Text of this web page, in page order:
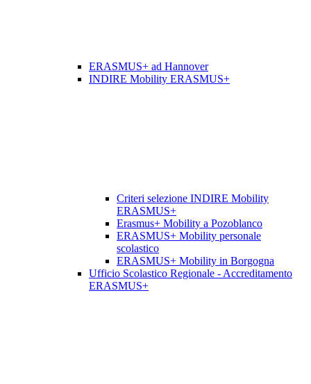
ERASMUS+ ad Hannover
INDIRE Mobility ERASMUS+
Criteri selezione INDIRE Mobility
ERASMUS+
Erasmus+ Mobility a Pozoblanco
ERASMUS+ Mobility personale
scolastico
ERASMUS+ Mobility in Borgogna
Ufficio Scolastico Regionale - Accreditamento
ERASMUS+